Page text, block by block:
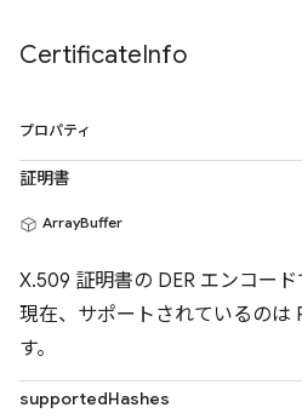
CertificateInfo
プロパティ
証明書
ArrayBuffer
X.509 証明書の DER エンコード
現在、サポートされているのは
す。
supportedHashes